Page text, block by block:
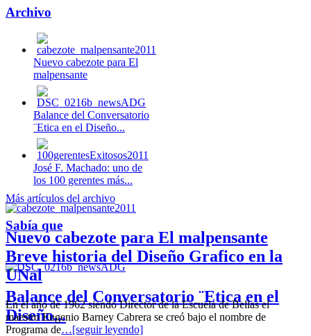
Archivo
Nuevo cabezote para El
malpensante
Balance del Conversatorio
¨Etica en el Diseño...
José F. Machado: uno de
los 100 gerentes más...
Nuevo cabezote para El malpensante
Balance del Conversatorio ¨Etica en el
Diseño...
Más artículos del archivo
Sabía que
Breve historia del Diseño Grafico en la
UNal
En el año de 1962 siendo Director de la Escuela de Bellas el
maestro Eugenio Barney Cabrera se creó bajo el nombre de
Programa de…[seguir leyendo]